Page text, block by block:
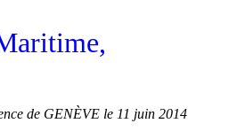
de GENÈVE le 11 juin 2014